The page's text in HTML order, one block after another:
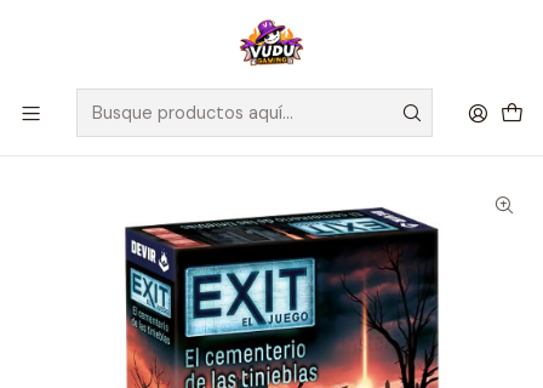
🚀 ¡Despachamos a todo Chile! Envío GRATIS a Regiones sobre
$100.000 y a RM sobre $35.000
Inicio Juegos de Mesa Editorial Devir
Exit: El Cementerio de las Tinieblas - Español